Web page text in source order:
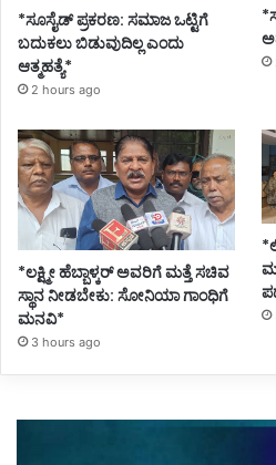
*ಸೂಸೈಡ್ ಪ್ರಕರಣ: ಸಮಾಜ ಒಟ್ಟಿಗೆ
ಬದುಕಲು ಬಿಡುವುದಿಲ್ಲ ಎಂದು
ಆತ್ಮಹತ್ಯೆ*
2 hours ago
*ಲಕ್ಷ್ಮೀ ಹೆಬ್ಬಾಳ್ಕರ್ ಅವರಿಗೆ ಮತ್ತೆ ಸಚಿವ
ಸ್ಥಾನ ನೀಡಬೇಕು: ಸೋನಿಯಾ ಗಾಂಧಿಗೆ
ಮನವಿ*
3 hours ago